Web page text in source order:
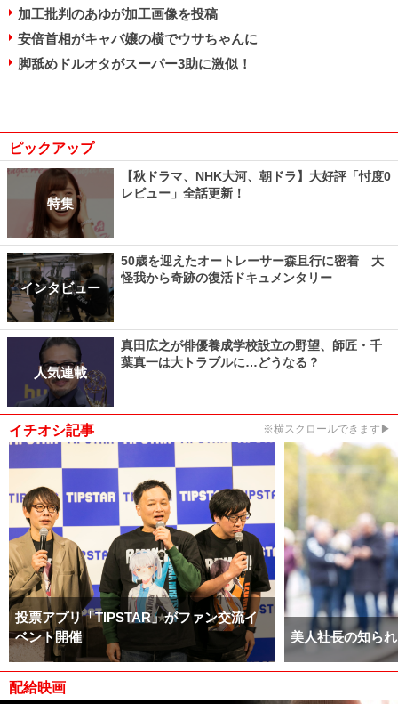
加工批判のあゆが加工画像を投稿
安倍首相がキャバ嬢の横でウサちゃんに
脚舐めドルオタがスーパー3助に激似！
ピックアップ
特集
【秋ドラマ、NHK大河、朝ドラ】大好評「忖度0
レビュー」全話更新！
インタビュー
50歳を迎えたオートレーサー森且行に密着 大
怪我から奇跡の復活ドキュメンタリー
人気連載
真田広之が俳優養成学校設立の野望、師匠・千
葉真一は大トラブルに…どうなる？
イチオシ記事 ※横スクロールできます▶
投票アプリ「TIPSTAR」がファン交流イ
ベント開催
美人社長の知ら
配給映画